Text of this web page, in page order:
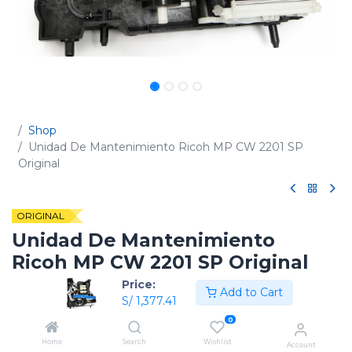
Price:
S/ 1,377.41
Add to Cart
Home Search
0
Wishlist Account
Shop
Unidad De Mantenimiento Ricoh MP CW 2201 SP
Original
ORIGINAL
Unidad De Mantenimiento
Ricoh MP CW 2201 SP Original
(0 reseña)
D0CW3504